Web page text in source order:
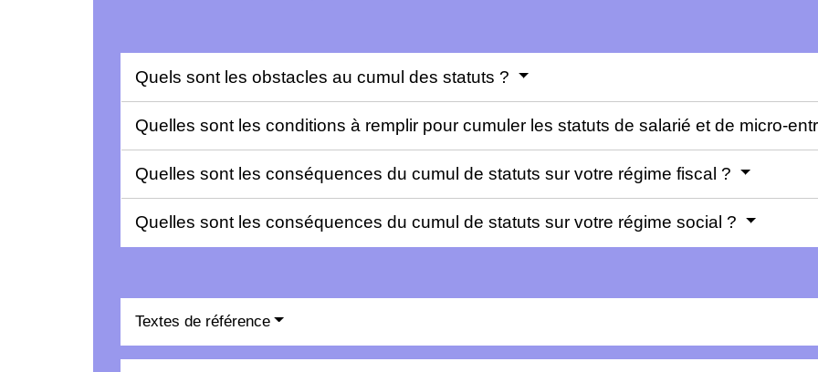
Quels sont les obstacles au cumul des statuts ?
Quelles sont les conditions à remplir pour cumuler les statuts de salarié et de micro-
Quelles sont les conséquences du cumul de statuts sur votre régime fiscal ?
Quelles sont les conséquences du cumul de statuts sur votre régime social ?
Textes de référence